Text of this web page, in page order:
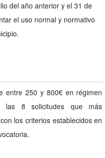
del año anterior y el 31 de
el uso normal y normativo
entre 250 y 800€ en régimen
las 8 solicitudes que más
los criterios establecidos en